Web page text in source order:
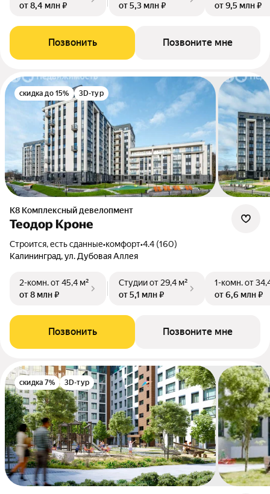
от 8,4 млн ₽
от 5,3 млн ₽
от 9,5 млн ₽
Позвонить Позвоните мне
скидка до 15% 3D-тур
К8 Комплексный девелопмент
Теодор Кроне
Строится, есть сданные•комфорт•4.4 (160)
Калининград, ул. Дубовая Аллея
2-комн.от 45,4 м²
от 8 млн ₽
Студииот 29,4 м²
от 5,1 млн ₽
1-комн.от
от 6,6 млн ₽
Позвонить Позвоните мне
скидка 7% 3D-тур